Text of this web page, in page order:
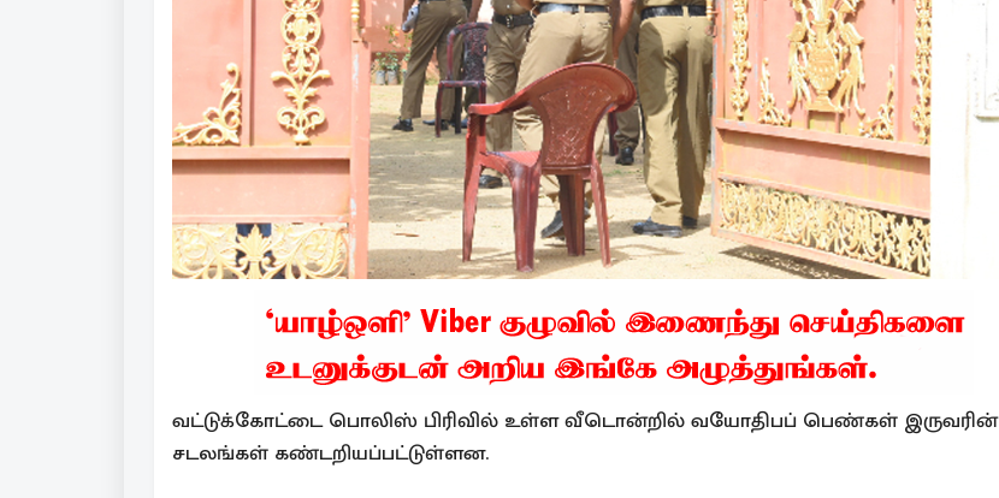
வட்டுக்கோட்டை பொலிஸ் பிரிவில் உள்ள வீடொன்றில் வயோதிபப் பெண்கள் இருவரின்
சடலங்கள் கண்டறியப்பட்டுள்ளன.